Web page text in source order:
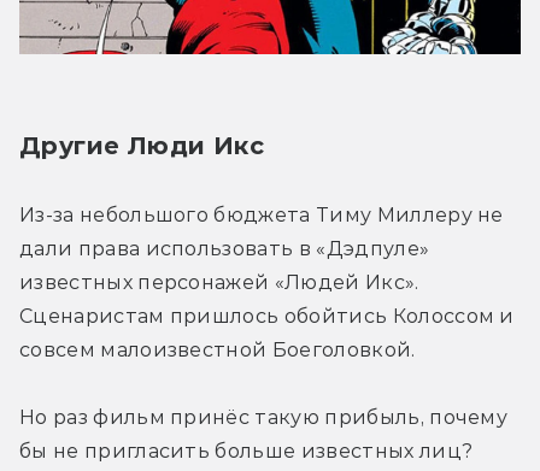
Другие Люди Икс
Из-за небольшого бюджета Тиму Миллеру не
дали права использовать в «Дэдпуле»
известных персонажей «Людей Икс».
Сценаристам пришлось обойтись Колоссом и
совсем малоизвестной Боеголовкой.
Но раз фильм принёс такую прибыль, почему
бы не пригласить больше известных лиц?